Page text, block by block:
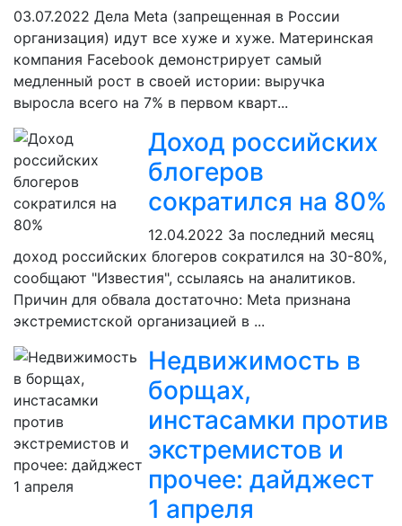
03.07.2022 Дела Meta (запрещенная в России
организация) идут все хуже и хуже. Материнская
компания Facebook демонстрирует самый
медленный рост в своей истории: выручка
выросла всего на 7% в первом кварт...
Доход российских
блогеров
сократился на 80%
12.04.2022 За последний месяц
доход российских блогеров сократился на 30-80%,
сообщают "Известия", ссылаясь на аналитиков.
Причин для обвала достаточно: Meta признана
экстремистской организацией в ...
Недвижимость в
борщах,
инстасамки против
экстремистов и
прочее: дайджест
1 апреля